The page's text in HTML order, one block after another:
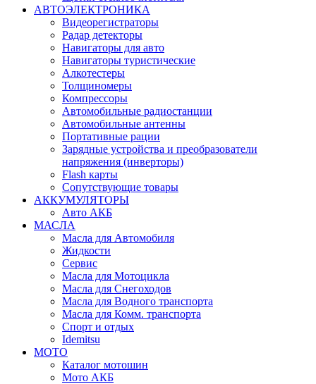
АВТОЭЛЕКТРОНИКА
Видеорегистраторы
Радар детекторы
Навигаторы для авто
Навигаторы туристические
Алкотестеры
Толщиномеры
Компрессоры
Автомобильные радиостанции
Автомобильные антенны
Портативные рации
Зарядные устройства и преобразователи
напряжения (инверторы)
Flash карты
Сопутствующие товары
АККУМУЛЯТОРЫ
Авто АКБ
МАСЛА
Масла для Автомобиля
Жидкости
Сервис
Масла для Мотоцикла
Масла для Снегоходов
Масла для Водного транспорта
Масла для Комм. транспорта
Спорт и отдых
Idemitsu
МОТО
Каталог мотошин
Мото АКБ